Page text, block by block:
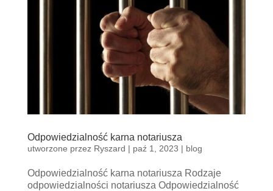
Odpowiedzialność karna notariusza
utworzone przez Ryszard | paź 1, 2023 | blog
Odpowiedzialność karna notariusza Rodzaje
odpowiedzialności notariusza Odpowiedzialność